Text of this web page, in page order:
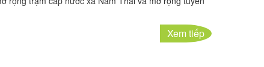
Xem tiếp